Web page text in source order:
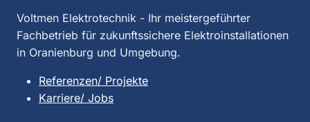
Voltmen Elektrotechnik - Ihr meistergeführter
Fachbetrieb für zukunftssichere Elektroinstallationen
in Oranienburg und Umgebung.
Referenzen/ Projekte
Karriere/ Jobs